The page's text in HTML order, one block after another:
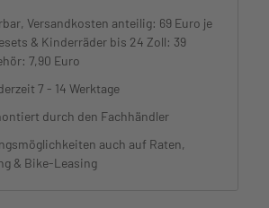
Versandkosten anteilig: 69 Euro je
& Kinderräder bis 24 Zoll: 39
7,90 Euro
7 - 14 Werktage
durch den Fachhändler
auch auf Raten,
& Bike-Leasing